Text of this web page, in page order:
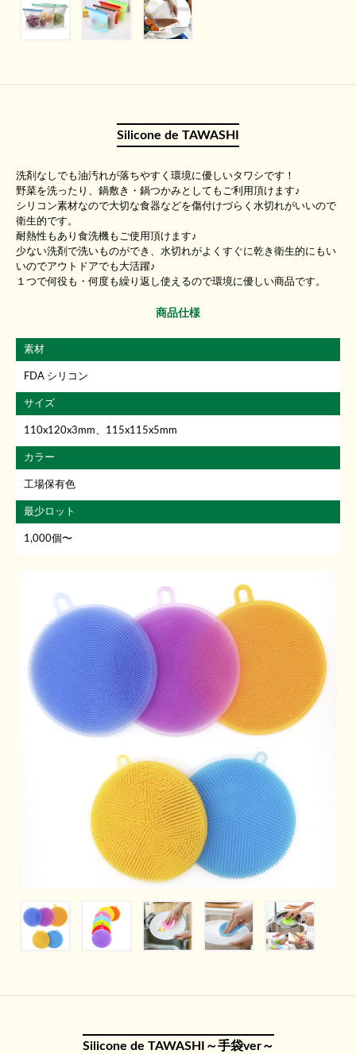
Silicone de TAWASHI
洗剤なしでも油汚れが落ちやすく環境に優しいタワシです！
野菜を洗ったり、鍋敷き・鍋つかみとしてもご利用頂けます♪
シリコン素材なので大切な食器などを傷付けづらく水切れがいいので
衛生的です。
耐熱性もあり食洗機もご使用頂けます♪
少ない洗剤で洗いものができ、水切れがよくすぐに乾き衛生的にもい
いのでアウトドアでも大活躍♪
１つで何役も・何度も繰り返し使えるので環境に優しい商品です。
商品仕様
素材
FDA シリコン
サイズ
110x120x3mm、115x115x5mm
カラー
工場保有色
最少ロット
1,000個〜
Silicone de TAWASHI～手袋ver～